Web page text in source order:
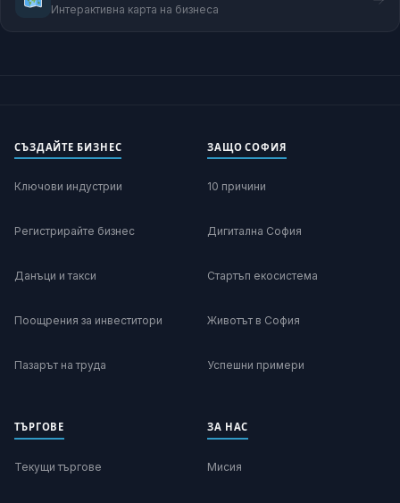
Интерактивна карта на бизнеса
СЪЗДАЙТЕ БИЗНЕС
Ключови индустрии
Регистрирайте бизнес
Данъци и такси
Поощрения за инвеститори
Пазарът на труда
ЗАЩО СОФИЯ
10 причини
Дигитална София
Стартъп екосистема
Животът в София
Успешни примери
ТЪРГОВЕ
Текущи търгове
ЗА НАС
Мисия